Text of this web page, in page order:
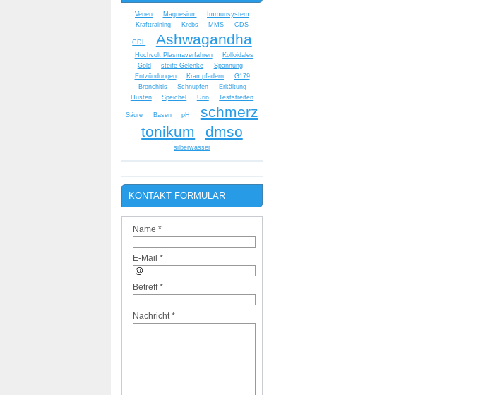
Venen Magnesium
Immunsystem
Krafttraining
Krebs MMS CDS
CDL Ashwagandha
Hochvolt Plasmaverfahren
Kolloidales
Gold
steife Gelenke
Spannung
Entzündungen
Krampfadern
G179
Bronchitis
Schnupfen
Erkältung
Husten
Speichel Urin Teststreifen
Säure Basen pH
schmerz
tonikum
dmso
silberwasser
KONTAKT FORMULAR
Name *
E-Mail *
Betreff *
Nachricht *